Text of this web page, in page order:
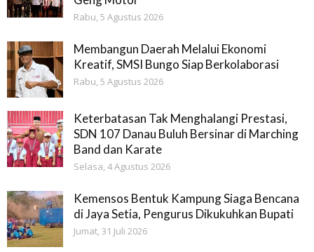
Rabu, 5 Agustus 2026
Membangun Daerah Melalui Ekonomi
Kreatif, SMSI Bungo Siap Berkolaborasi
Rabu, 5 Agustus 2026
Keterbatasan Tak Menghalangi Prestasi,
SDN 107 Danau Buluh Bersinar di Marching
Band dan Karate
Selasa, 4 Agustus 2026
Kemensos Bentuk Kampung Siaga Bencana
di Jaya Setia, Pengurus Dikukuhkan Bupati
Jumat, 31 Juli 2026